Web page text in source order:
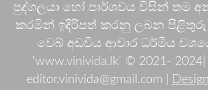
පුද්ගලයා හෝ පාර්ශවය විසින් තම
කරමින් ඉදිරිපත් කරනු ලබන
වෙබ් අඩවිය ආචාර ධර්මීය
'www.vinivida.lk' © 2021- 2024|
editor.vinivida@gmail.com |